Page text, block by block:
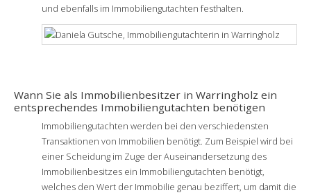
und ebenfalls im Immobiliengutachten festhalten.
Wann Sie als Immobilienbesitzer in Warringholz ein
entsprechendes Immobiliengutachten benötigen
Immobiliengutachten werden bei den verschiedensten
Transaktionen von Immobilien benötigt. Zum Beispiel wird bei
einer Scheidung im Zuge der Auseinandersetzung des
Immobilienbesitzes ein Immobiliengutachten benötigt,
welches den Wert der Immobilie genau beziffert, um damit die